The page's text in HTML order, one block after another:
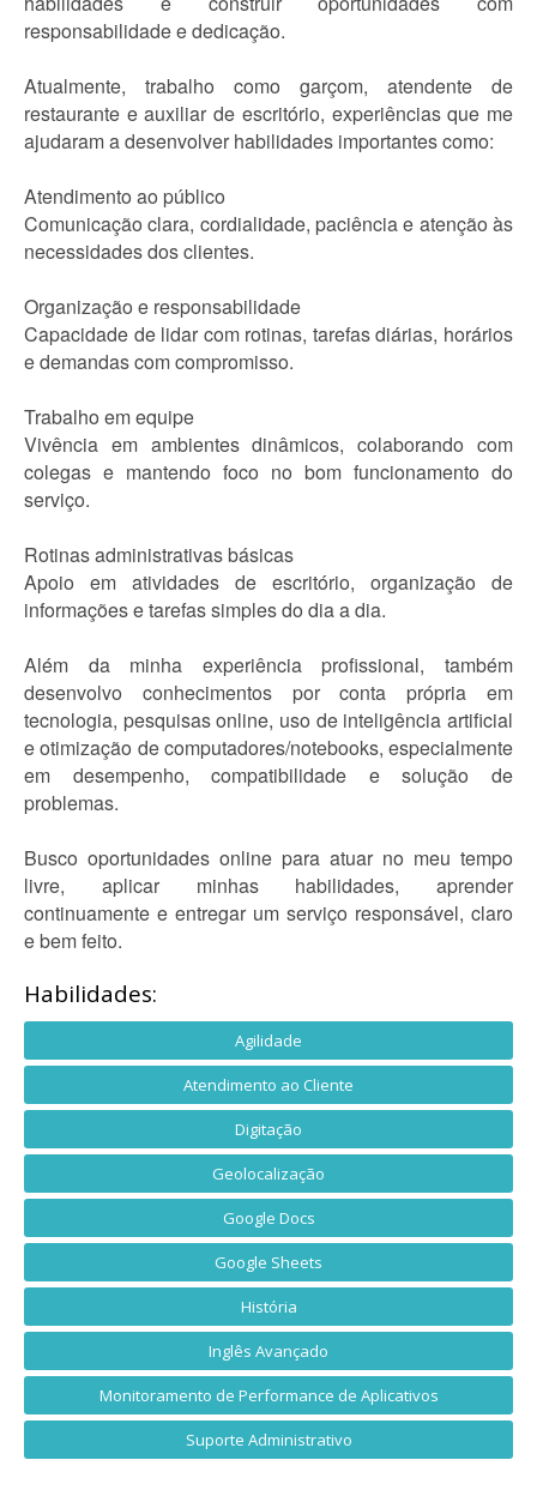
responsabilidade e dedicação.
Atualmente, trabalho como garçom, atendente de
restaurante e auxiliar de escritório, experiências que me
ajudaram a desenvolver habilidades importantes como:
Atendimento ao público
Comunicação clara, cordialidade, paciência e atenção às
necessidades dos clientes.
Organização e responsabilidade
Capacidade de lidar com rotinas, tarefas diárias, horários
e demandas com compromisso.
Trabalho em equipe
Vivência em ambientes dinâmicos, colaborando com
colegas e mantendo foco no bom funcionamento do
serviço.
Rotinas administrativas básicas
Apoio em atividades de escritório, organização de
informações e tarefas simples do dia a dia.
Além da minha experiência profissional, também
desenvolvo conhecimentos por conta própria em
tecnologia, pesquisas online, uso de inteligência artificial
e otimização de computadores/notebooks, especialmente
em desempenho, compatibilidade e solução de
problemas.
Busco oportunidades online para atuar no meu tempo
livre, aplicar minhas habilidades, aprender
continuamente e entregar um serviço responsável, claro
e bem feito.
Habilidades:
Agilidade
Atendimento ao Cliente
Digitação
Geolocalização
Google Docs
Google Sheets
História
Inglês Avançado
Monitoramento de Performance de Aplicativos
Suporte Administrativo